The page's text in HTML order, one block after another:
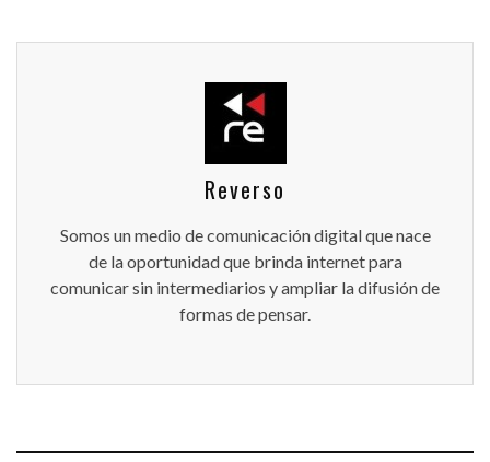
Reverso
Somos un medio de comunicación digital que nace
de la oportunidad que brinda internet para
comunicar sin intermediarios y ampliar la difusión de
formas de pensar.